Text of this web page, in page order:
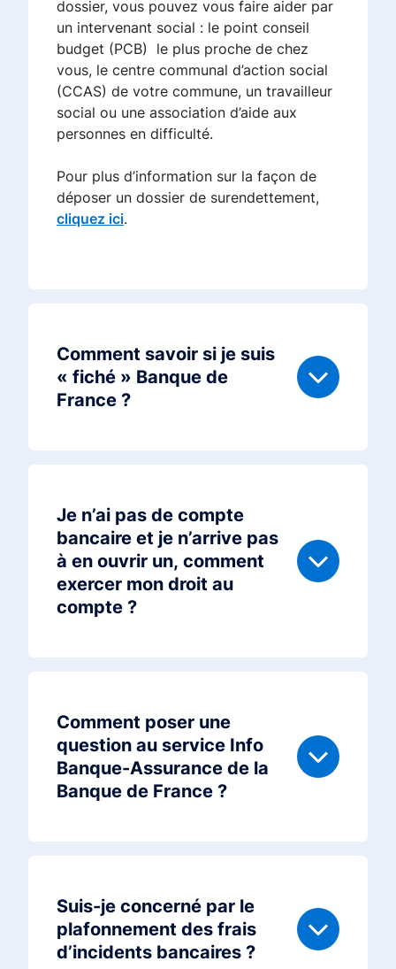
dossier, vous pouvez vous faire aider par
un intervenant social : le point conseil
budget (PCB) le plus proche de chez
vous, le centre communal d’action social
(CCAS) de votre commune, un travailleur
social ou une association d’aide aux
personnes en difficulté.
Pour plus d’information sur la façon de
déposer un dossier de surendettement,
cliquez ici.
Comment savoir si je suis
« fiché » Banque de
France ?
Je n’ai pas de compte
bancaire et je n’arrive pas
à en ouvrir un, comment
exercer mon droit au
compte ?
Comment poser une
question au service Info
Banque-Assurance de la
Banque de France ?
Suis-je concerné par le
plafonnement des frais
d’incidents bancaires ?